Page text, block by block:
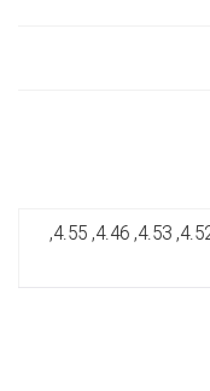
4.42, 4.56, 4.48, 4.54, 4.52, 4.53, 4.46, 4.55,